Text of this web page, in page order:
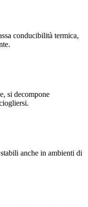
conducibilità termica,
si decompone
anche in ambienti di